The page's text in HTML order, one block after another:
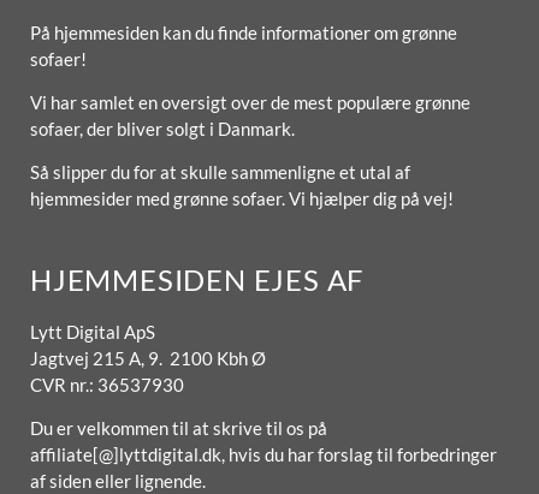
På hjemmesiden kan du finde informationer om grønne
sofaer!
Vi har samlet en oversigt over de mest populære grønne
sofaer, der bliver solgt i Danmark.
Så slipper du for at skulle sammenligne et utal af
hjemmesider med grønne sofaer. Vi hjælper dig på vej!
HJEMMESIDEN EJES AF
Lytt Digital ApS
Jagtvej 215 A, 9. 2100 Kbh Ø
CVR nr.: 36537930
Du er velkommen til at skrive til os på
affiliate[@]lyttdigital.dk, hvis du har forslag til forbedringer
af siden eller lignende.